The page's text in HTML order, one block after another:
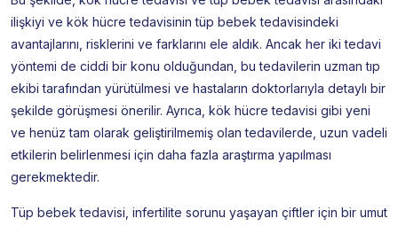
ilişkiyi ve kök hücre tedavisinin tüp bebek tedavisindeki
avantajlarını, risklerini ve farklarını ele aldık. Ancak her iki tedavi
yöntemi de ciddi bir konu olduğundan, bu tedavilerin uzman tıp
ekibi tarafından yürütülmesi ve hastaların doktorlarıyla detaylı bir
şekilde görüşmesi önerilir. Ayrıca, kök hücre tedavisi gibi yeni
ve henüz tam olarak geliştirilmemiş olan tedavilerde, uzun vadeli
etkilerin belirlenmesi için daha fazla araştırma yapılması
gerekmektedir.
Tüp bebek tedavisi, infertilite sorunu yaşayan çiftler için bir umut